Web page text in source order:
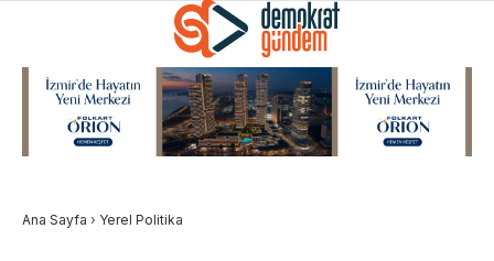
Ana Sayfa › Yerel Politika